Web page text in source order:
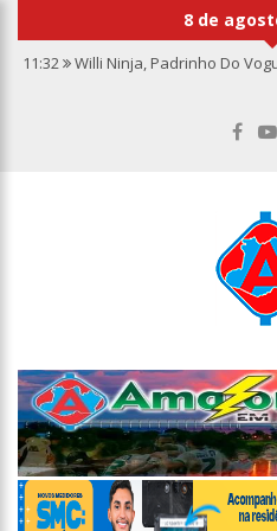
8 de
11:32 Willi Ninja, Padrinho Do
recuar
Linhas telefônicas do CCC
falha
Quarteto é preso por
Dudu Camargo foi demitido
10:22 El Niño começa antes do
chance de um
13:09 Ipem-AM flagra
notifica
13:05 Mãe e padrasto são presos
cinco anos,